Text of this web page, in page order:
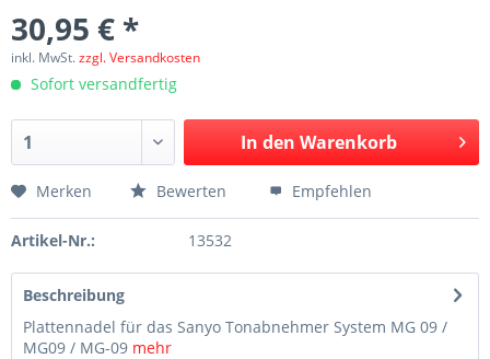
30,95 € *
inkl. MwSt.zzgl. Versandkosten
Sofort versandfertig
In den Warenkorb
Merken Bewerten Empfehlen
Artikel-Nr.: 13532
Beschreibung
Plattennadel für das Sanyo Tonabnehmer System MG 09 /
MG09 / MG-09 mehr